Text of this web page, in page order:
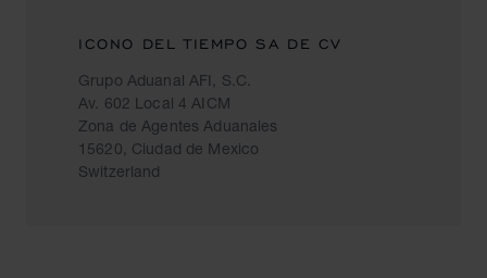
ICONO DEL TIEMPO SA DE CV
Grupo Aduanal AFI, S.C.
Av. 602 Local 4 AICM
Zona de Agentes Aduanales
15620, Ciudad de Mexico
Switzerland